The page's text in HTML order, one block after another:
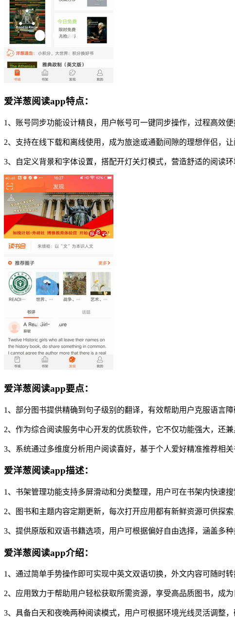
爱洋葱阅读app特点：
1、账号同步功能设计精良，用户帐号可一键同步操作，过程高效便
2、支持在线下载和离线使用，成为旅途或通勤间隙的理想伴侣，让
3、自定义背景和字体设置，搭配开灯关灯模式，营造舒适的阅读环
爱洋葱阅读app要点：
1、部分图书提供精确到句子级别的翻译，有效帮助用户克服语言障
2、作为综合阅读服务中心开发的优质软件，它不仅功能强大，还兼
3、系统通过多维度分析用户阅读喜好，基于个人爱好精准推荐相关
爱洋葱阅读app描述：
1、书架管理功能支持多屏滑动和分类整理，用户可在书架内快速搜
2、图书和主题内容定期更新，每次打开应用都有新鲜资源可供探索
3、提供原版和双语书籍选项，用户可根据偏好自由选择，涵盖多种
爱洋葱阅读app介绍：
1、通过简单手势操作即可实现中英文双语切换，外文内容可随时转
2、应用致力于帮助用户轻松获取所需资源，享受高品质图书，成为
3、具备白天和夜晚两种阅读模式，用户可根据环境光线灵活调整，